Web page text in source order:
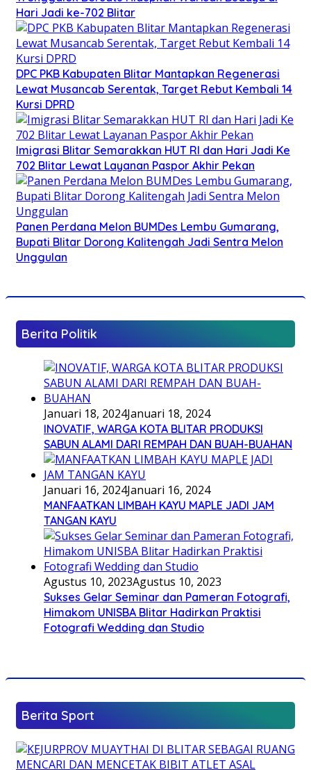
Hari Jadi ke-702 Blitar
DPC PKB Kabupaten Blitar Mantapkan Regenerasi
Lewat Musancab Serentak, Target Rebut Kembali 14
Kursi DPRD
Imigrasi Blitar Semarakkan HUT RI dan Hari Jadi Ke
702 Blitar Lewat Layanan Paspor Akhir Pekan
Panen Perdana Melon BUMDes Lembu Gumarang,
Bupati Blitar Dorong Kalitengah Jadi Sentra Melon
Unggulan
Berita Politik
Januari 18, 2024Januari 18, 2024
INOVATIF, WARGA KOTA BLITAR PRODUKSI
SABUN ALAMI DARI REMPAH DAN BUAH-BUAHAN
Januari 16, 2024Januari 16, 2024
MANFAATKAN LIMBAH KAYU MAPLE JADI JAM
TANGAN KAYU
Agustus 10, 2023Agustus 10, 2023
Sukses Gelar Seminar dan Pameran Fotografi,
Himakom UNISBA Blitar Hadirkan Praktisi
Fotografi Wedding dan Studio
Berita Sport